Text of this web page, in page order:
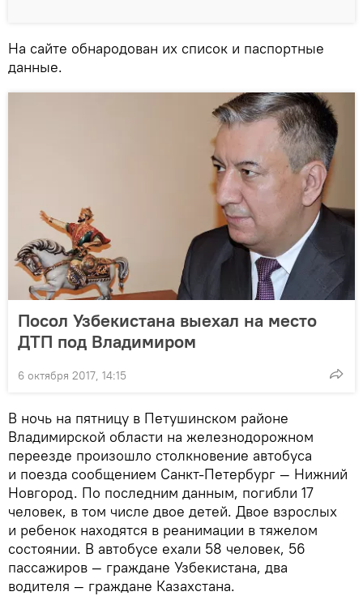
На сайте обнародован их список и паспортные
данные.
Посол Узбекистана выехал на место
ДТП под Владимиром
6 октября 2017, 14:15
В ночь на пятницу в Петушинском районе
Владимирской области на железнодорожном
переезде произошло столкновение автобуса
и поезда сообщением Санкт-Петербург — Нижний
Новгород. По последним данным, погибли 17
человек, в том числе двое детей. Двое взрослых
и ребенок находятся в реанимации в тяжелом
состоянии. В автобусе ехали 58 человек, 56
пассажиров — граждане Узбекистана, два
водителя — граждане Казахстана.